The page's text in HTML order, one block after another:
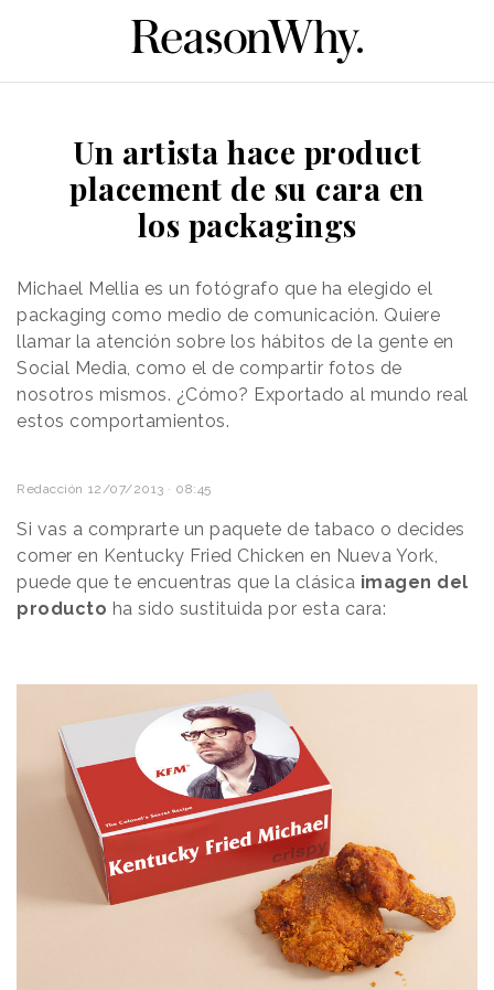
Un artista hace product
placement de su cara en
los packagings
Michael Mellia es un fotógrafo que ha elegido el
packaging como medio de comunicación. Quiere
llamar la atención sobre los hábitos de la gente en
Social Media, como el de compartir fotos de
nosotros mismos. ¿Cómo? Exportado al mundo real
estos comportamientos.
Redacción 12/07/2013 · 08:45
Si vas a comprarte un paquete de tabaco o decides
comer en Kentucky Fried Chicken en Nueva York,
puede que te encuentras que la clásica imagen del
producto ha sido sustituida por esta cara: